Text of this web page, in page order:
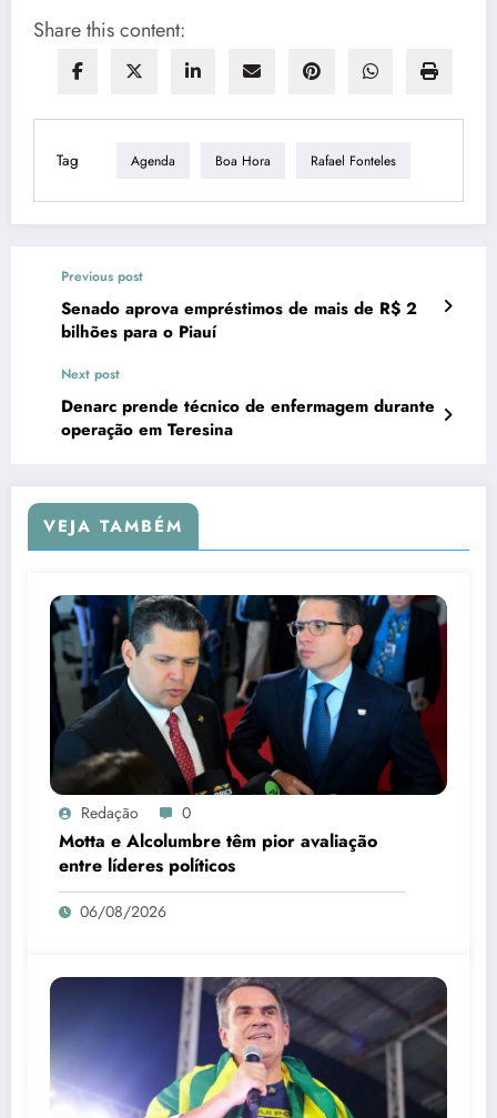
Share this content:
Tag Agenda Boa Hora Rafael Fonteles
Previous post
Senado aprova empréstimos de mais de R$ 2
bilhões para o Piauí
Next post
Denarc prende técnico de enfermagem durante
operação em Teresina
VEJA TAMBÉM
Redação 0
Motta e Alcolumbre têm pior avaliação
entre líderes políticos
06/08/2026